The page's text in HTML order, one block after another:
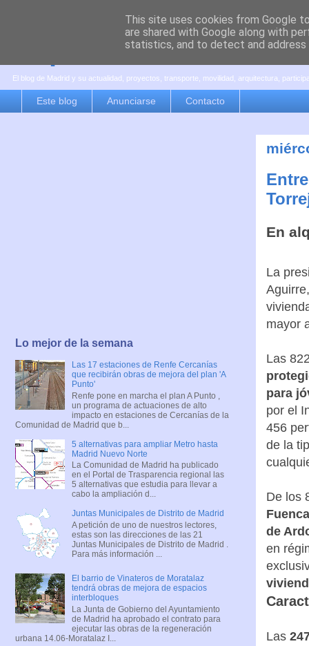
es por madrid
El blog de Madrid y su actualidad, proyectos, transporte, movilidad, arquitectura,
Este blog Anunciarse Contacto
En
La
mayor
Las
para
por el
456
de la
De los
de
en
Las
Lo mejor de la semana
Las 17 estaciones de Renfe Cercanías
que recibirán obras de mejora del plan 'A
Punto'
Renfe pone en marcha el plan A Punto ,
un programa de actuaciones de alto
impacto en estaciones de Cercanías de la
Comunidad de Madrid que b...
5 alternativas para ampliar Metro hasta
Madrid Nuevo Norte
La Comunidad de Madrid ha publicado
en el Portal de Trasparencia regional las
5 alternativas que estudia para llevar a
cabo la ampliación d...
Juntas Municipales de Distrito de Madrid
A petición de uno de nuestros lectores,
estas son las direcciones de las 21
Juntas Municipales de Distrito de Madrid .
Para más información ...
El barrio de Vinateros de Moratalaz
tendrá obras de mejora de espacios
interbloques
La Junta de Gobierno del Ayuntamiento
de Madrid ha aprobado el contrato para
ejecutar las obras de la regeneración
urbana 14.06-Moratalaz I...
This site uses cookies from Google
are shared with Google along with
statistics, and to detect and address